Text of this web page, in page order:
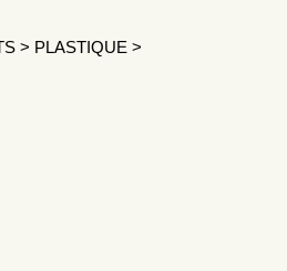
> PLASTIQUE >